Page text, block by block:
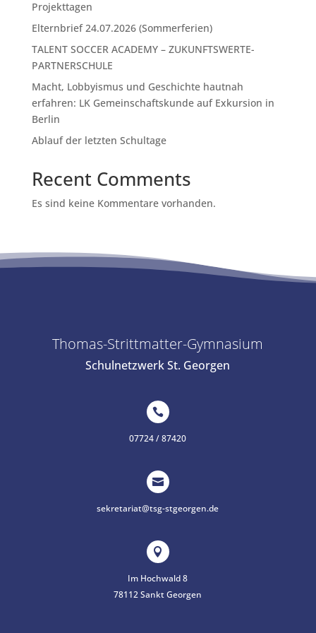
Projekttagen
Elternbrief 24.07.2026 (Sommerferien)
TALENT SOCCER ACADEMY – ZUKUNFTSWERTE-
PARTNERSCHULE
Macht, Lobbyismus und Geschichte hautnah
erfahren: LK Gemeinschaftskunde auf Exkursion in
Berlin
Ablauf der letzten Schultage
Recent Comments
Es sind keine Kommentare vorhanden.
Thomas-Strittmatter-Gymnasium
Schulnetzwerk St. Georgen

07724 / 87420

sekretariat@tsg-stgeorgen.de

Im Hochwald 8
78112 Sankt Georgen